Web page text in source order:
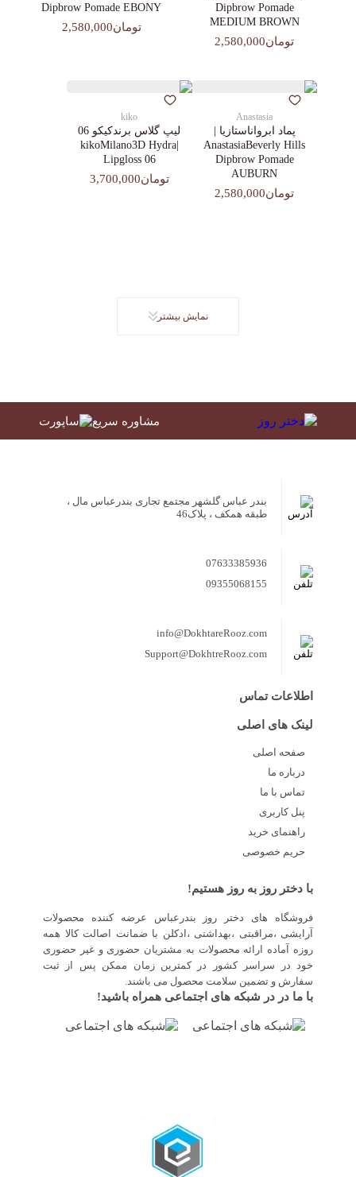
Dipbrow Pomade
MEDIUM BROWN
تومان2,580,000
Dipbrow Pomade EBONY
تومان2,580,000
Anastasia
پماد ابرواناستازیا |
AnastasiaBeverly Hills
Dipbrow Pomade
AUBURN
تومان2,580,000
kiko
لیپ گلاس‌ برندکیکو 06
|kikoMilano3D Hydra
Lipgloss 06
تومان3,700,000
نمایش بیشتر
مشاوره سریع
بندر عباس گلشهر مجتمع تجاری بندرعباس مال ،
طبقه همکف ، پلاک46
07633385936
09355068155
info@DokhtareRooz.com
Support@DokhtreRooz.com
اطلاعات تماس
لینک های اصلی
صفحه اصلی
درباره ما
تماس با ما
پنل کاربری
راهنمای خرید
حریم خصوصی
با دختر روز به روز هستیم!
فروشگاه های دختر روز بندرعباس عرضه کننده محصولات
آرایشی ،مراقبتی ،بهداشتی ،ادکلن با ضمانت اصالت کالا همه
روزه آماده ارائه محصولات به مشتریان حضوری و غیر حضوری
خود در سراسر کشور در کمترین زمان ممکن پس از ثبت
سفارش و تضمین سلامت محصول می باشند.
با ما در در شبکه های اجتماعی همراه باشید!